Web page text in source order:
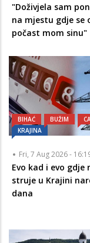
"Doživjela sam
na mjestu gdje se
počast mom sinu"
BIHAĆ BUŽIM
KRAJINA
Fri, 7 Aug 2026 -
Evo kad i evo gdje
struje u Krajini
dana